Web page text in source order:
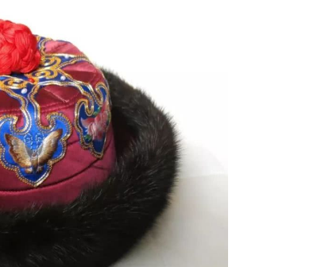
市全都没有 香港致函传媒是希望反映在执法现场所